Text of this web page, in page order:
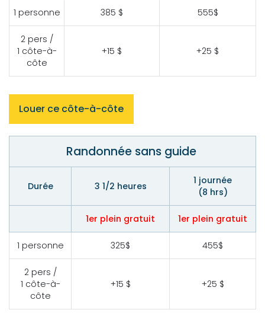
1 personne 385 $ 555$
2 pers /
1 côte-à-
côte
+15 $ +25 $
Louer ce côte-à-côte
Randonnée sans guide
Durée 3 1/2 heures
1 journée
(8 hrs)
1er plein gratuit 1er plein gratuit
1 personne 325$ 455$
2 pers /
1 côte-à-
côte
+15 $ +25 $